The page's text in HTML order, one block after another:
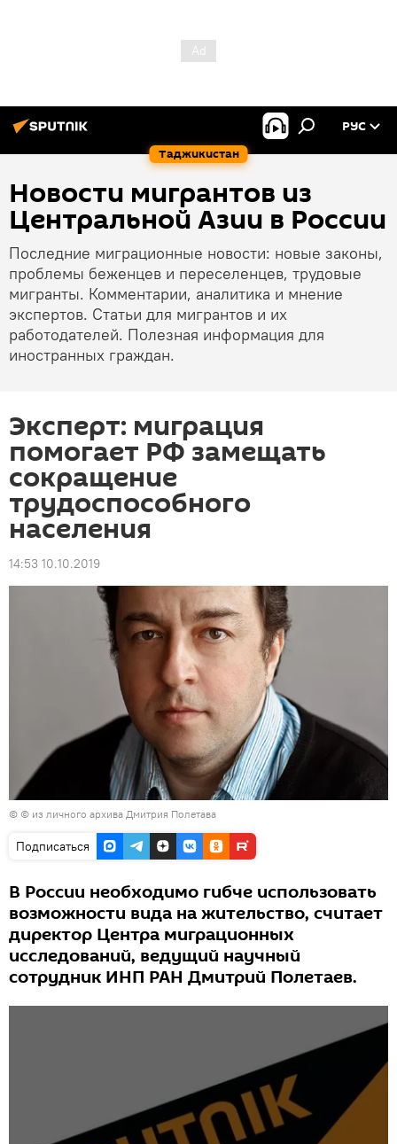
Таджикистан
РУС
Новости мигрантов из
Центральной Азии в России
Последние миграционные новости: новые законы,
проблемы беженцев и переселенцев, трудовые
мигранты. Комментарии, аналитика и мнение
экспертов. Статьи для мигрантов и их
работодателей. Полезная информация для
иностранных граждан.
Эксперт: миграция
помогает РФ замещать
сокращение
трудоспособного
населения
14:53 10.10.2019
© © из личного архива Дмитрия Полетава
Подписаться
В России необходимо гибче использовать
возможности вида на жительство, считает
директор Центра миграционных
исследований, ведущий научный
сотрудник ИНП РАН Дмитрий Полетаев.